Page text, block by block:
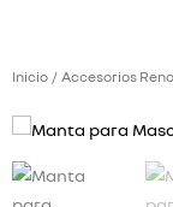
Inicio / Accesorios